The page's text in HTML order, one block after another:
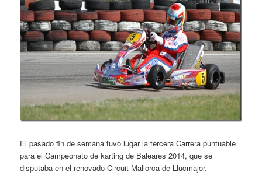
El pasado fin de semana tuvo lugar la tercera Carrera puntuable
para el Campeonato de karting de Baleares 2014, que se
disputaba en el renovado Circuit Mallorca de Llucmajor.